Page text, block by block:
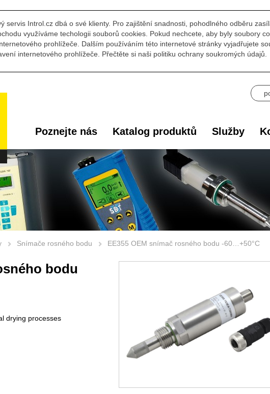
servis Introl.cz dbá o své klienty. Pro zajištění snadnosti, pohodlného odběru
využíváme techologii souborů cookies. Pokud nechcete, aby byly soubory
prohlížeče. Dalším používáním této internetové stránky vyjadřujete
internetového prohlížeče. Přečtěte si naši politiku ochrany soukromých údajů.
Poznejte nás Katalog produktů Služby
Snímače rosného bodu EE355 OEM snímač rosného bodu -60…+50°C
bodu
drying processes